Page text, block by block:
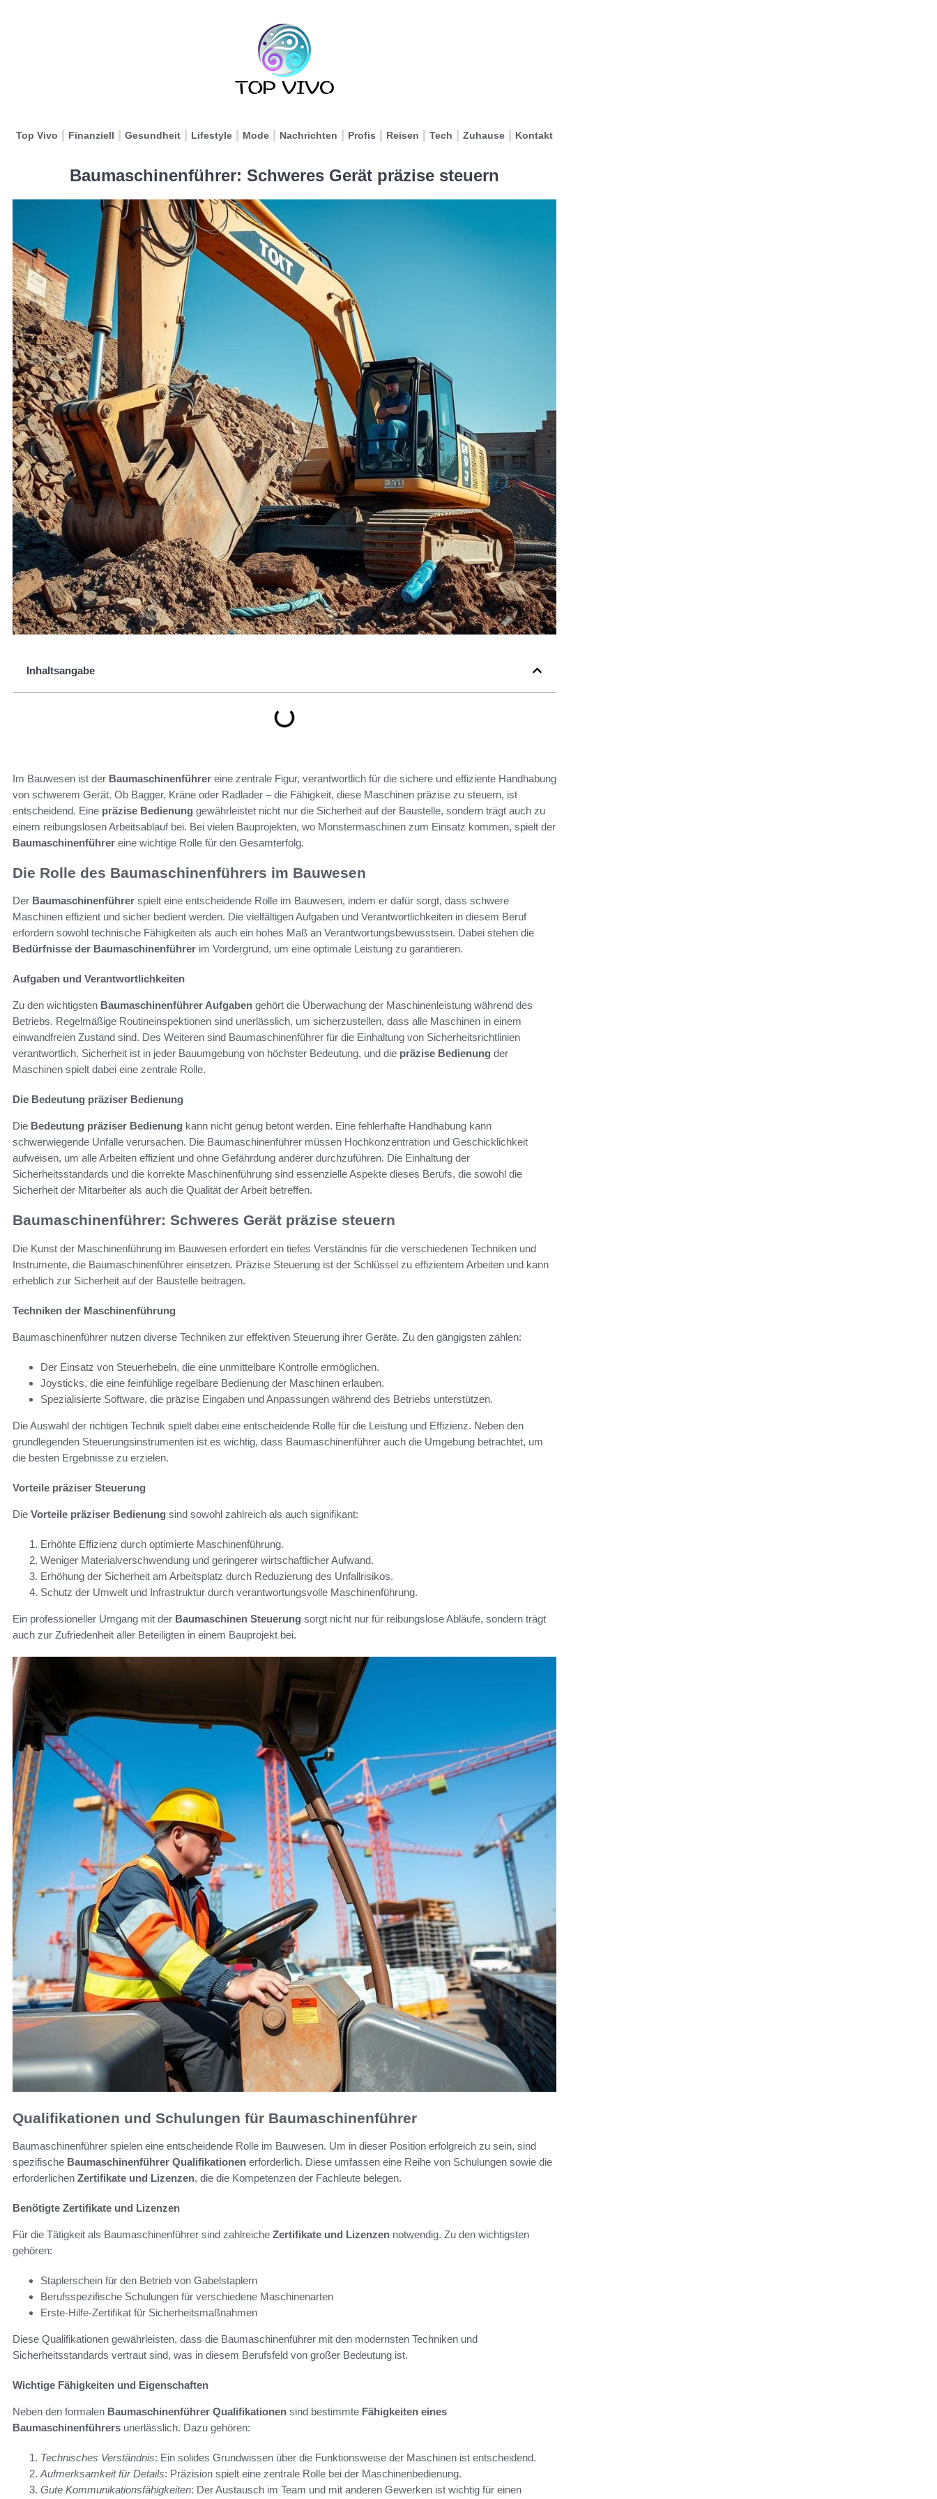
Top Vivo Finanziell Gesundheit Lifestyle Mode Nachrichten Profis Reisen Tech Zuhause Kontakt
Baumaschinenführer: Schweres Gerät präzise steuern
Inhaltsangabe
Im Bauwesen ist der Baumaschinenführer eine zentrale Figur, verantwortlich für die sichere und effiziente Handhabung
von schwerem Gerät. Ob Bagger, Kräne oder Radlader – die Fähigkeit, diese Maschinen präzise zu steuern, ist
entscheidend. Eine präzise Bedienung gewährleistet nicht nur die Sicherheit auf der Baustelle, sondern trägt auch zu
einem reibungslosen Arbeitsablauf bei. Bei vielen Bauprojekten, wo Monstermaschinen zum Einsatz kommen, spielt der
Baumaschinenführer eine wichtige Rolle für den Gesamterfolg.
Die Rolle des Baumaschinenführers im Bauwesen
Der Baumaschinenführer spielt eine entscheidende Rolle im Bauwesen, indem er dafür sorgt, dass schwere
Maschinen effizient und sicher bedient werden. Die vielfältigen Aufgaben und Verantwortlichkeiten in diesem Beruf
erfordern sowohl technische Fähigkeiten als auch ein hohes Maß an Verantwortungsbewusstsein. Dabei stehen die
Bedürfnisse der Baumaschinenführer im Vordergrund, um eine optimale Leistung zu garantieren.
Aufgaben und Verantwortlichkeiten
Zu den wichtigsten Baumaschinenführer Aufgaben gehört die Überwachung der Maschinenleistung während des
Betriebs. Regelmäßige Routineinspektionen sind unerlässlich, um sicherzustellen, dass alle Maschinen in einem
einwandfreien Zustand sind. Des Weiteren sind Baumaschinenführer für die Einhaltung von Sicherheitsrichtlinien
verantwortlich. Sicherheit ist in jeder Bauumgebung von höchster Bedeutung, und die präzise Bedienung der
Maschinen spielt dabei eine zentrale Rolle.
Die Bedeutung präziser Bedienung
Die Bedeutung präziser Bedienung kann nicht genug betont werden. Eine fehlerhafte Handhabung kann
schwerwiegende Unfälle verursachen. Die Baumaschinenführer müssen Hochkonzentration und Geschicklichkeit
aufweisen, um alle Arbeiten effizient und ohne Gefährdung anderer durchzuführen. Die Einhaltung der
Sicherheitsstandards und die korrekte Maschinenführung sind essenzielle Aspekte dieses Berufs, die sowohl die
Sicherheit der Mitarbeiter als auch die Qualität der Arbeit betreffen.
Baumaschinenführer: Schweres Gerät präzise steuern
Die Kunst der Maschinenführung im Bauwesen erfordert ein tiefes Verständnis für die verschiedenen Techniken und
Instrumente, die Baumaschinenführer einsetzen. Präzise Steuerung ist der Schlüssel zu effizientem Arbeiten und kann
erheblich zur Sicherheit auf der Baustelle beitragen.
Techniken der Maschinenführung
Baumaschinenführer nutzen diverse Techniken zur effektiven Steuerung ihrer Geräte. Zu den gängigsten zählen:
Der Einsatz von Steuerhebeln, die eine unmittelbare Kontrolle ermöglichen.
Joysticks, die eine feinfühlige regelbare Bedienung der Maschinen erlauben.
Spezialisierte Software, die präzise Eingaben und Anpassungen während des Betriebs unterstützen.
Die Auswahl der richtigen Technik spielt dabei eine entscheidende Rolle für die Leistung und Effizienz. Neben den
grundlegenden Steuerungsinstrumenten ist es wichtig, dass Baumaschinenführer auch die Umgebung betrachtet, um
die besten Ergebnisse zu erzielen.
Vorteile präziser Steuerung
Die Vorteile präziser Bedienung sind sowohl zahlreich als auch signifikant:
Erhöhte Effizienz durch optimierte Maschinenführung.
Weniger Materialverschwendung und geringerer wirtschaftlicher Aufwand.
Erhöhung der Sicherheit am Arbeitsplatz durch Reduzierung des Unfallrisikos.
Schutz der Umwelt und Infrastruktur durch verantwortungsvolle Maschinenführung.
Ein professioneller Umgang mit der Baumaschinen Steuerung sorgt nicht nur für reibungslose Abläufe, sondern trägt
auch zur Zufriedenheit aller Beteiligten in einem Bauprojekt bei.
Qualifikationen und Schulungen für Baumaschinenführer
Baumaschinenführer spielen eine entscheidende Rolle im Bauwesen. Um in dieser Position erfolgreich zu sein, sind
spezifische Baumaschinenführer Qualifikationen erforderlich. Diese umfassen eine Reihe von Schulungen sowie die
erforderlichen Zertifikate und Lizenzen, die die Kompetenzen der Fachleute belegen.
Benötigte Zertifikate und Lizenzen
Für die Tätigkeit als Baumaschinenführer sind zahlreiche Zertifikate und Lizenzen notwendig. Zu den wichtigsten
gehören:
Staplerschein für den Betrieb von Gabelstaplern
Berufsspezifische Schulungen für verschiedene Maschinenarten
Erste-Hilfe-Zertifikat für Sicherheitsmaßnahmen
Diese Qualifikationen gewährleisten, dass die Baumaschinenführer mit den modernsten Techniken und
Sicherheitsstandards vertraut sind, was in diesem Berufsfeld von großer Bedeutung ist.
Wichtige Fähigkeiten und Eigenschaften
Neben den formalen Baumaschinenführer Qualifikationen sind bestimmte Fähigkeiten eines
Baumaschinenführers unerlässlich. Dazu gehören:
Technisches Verständnis: Ein solides Grundwissen über die Funktionsweise der Maschinen ist entscheidend.
Aufmerksamkeit für Details: Präzision spielt eine zentrale Rolle bei der Maschinenbedienung.
Gute Kommunikationsfähigkeiten: Der Austausch im Team und mit anderen Gewerken ist wichtig für einen